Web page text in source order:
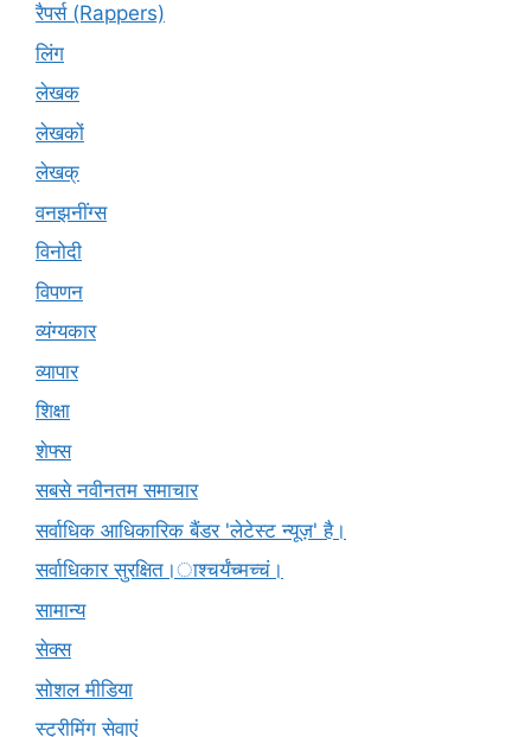
रैपर्स (Rappers)
लिंग
लेखक
लेखकों
लेखक्
वनझनींग्स
विनोदी
विपणन
व्यंग्यकार
व्यापार
शिक्षा
शेफ्स
सबसे नवीनतम समाचार
सर्वाधिक आधिकारिक बैंडर 'लेटेस्ट न्यूज़' है।
सर्वाधिकार सुरक्षित।ाश्चर्यंच्मच्चं।
सामान्य
सेक्स
सोशल मीडिया
स्ट्रीमिंग सेवाएं